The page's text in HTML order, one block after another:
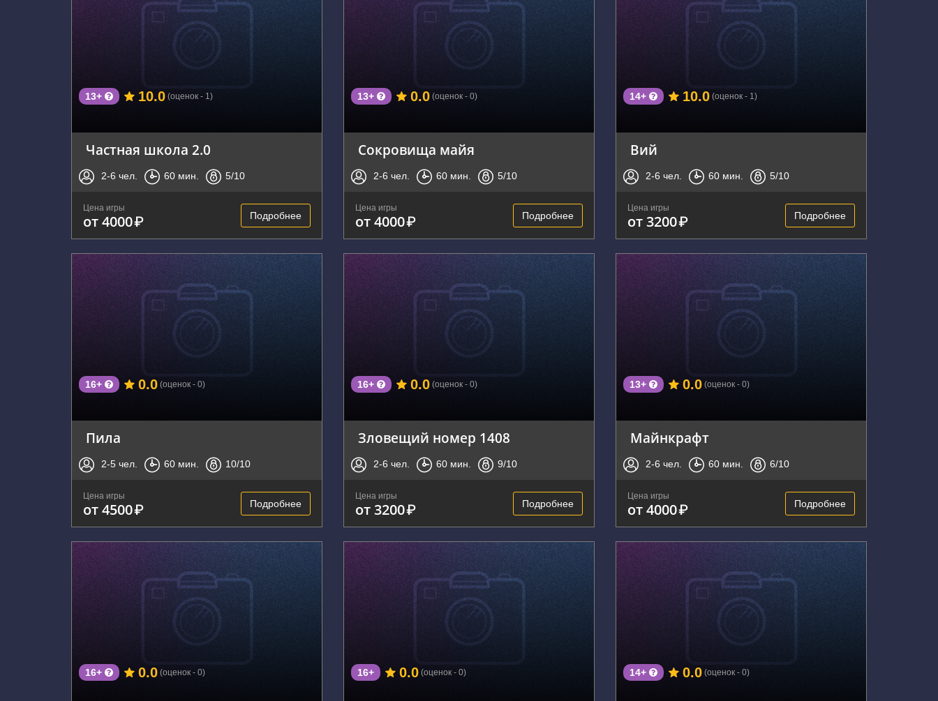
г. Владивосток, ул. Советская, д.2а
13+ 10.0 (оценок - 1)
Частная школа 2.0
2-6 чел. 60 мин. 5/10
Цена игры
от 4000₽ Подробнее
г. Владивосток, Советская улица, 2А
13+ 0.0 (оценок - 0)
Сокровища майя
2-6 чел. 60 мин. 5/10
Цена игры
от 4000₽ Подробнее
г. Владивосток, ул. Нижнепортовая, д.1
14+ 10.0 (оценок - 1)
Вий
2-6 чел. 60 мин. 5/10
Цена игры
от 3200₽ Подробнее
г. Владивосток, проспект Красного Знамени,
16+ 0.0 (оценок - 0)
Пила
2-5 чел. 60 мин. 10/10
Цена игры
от 4500₽ Подробнее
г. Владивосток, ул. Пограничная, д.6а
16+ 0.0 (оценок - 0)
Зловещий номер 1408
2-6 чел. 60 мин. 9/10
Цена игры
от 3200₽ Подробнее
г. Владивосток, Советская улица, 2А
13+ 0.0 (оценок - 0)
Майнкрафт
2-6 чел. 60 мин. 6/10
Цена игры
от 4000₽ Подробнее
г. Владивосток, Нижнепортовая улица, 1
16+ 0.0 (оценок - 0)
г. Владивосток, Черёмуховая улица, 15
16+ 0.0 (оценок - 0)
г. Владивосток, Нижнепортовая улица, 1
14+ 0.0 (оценок - 0)